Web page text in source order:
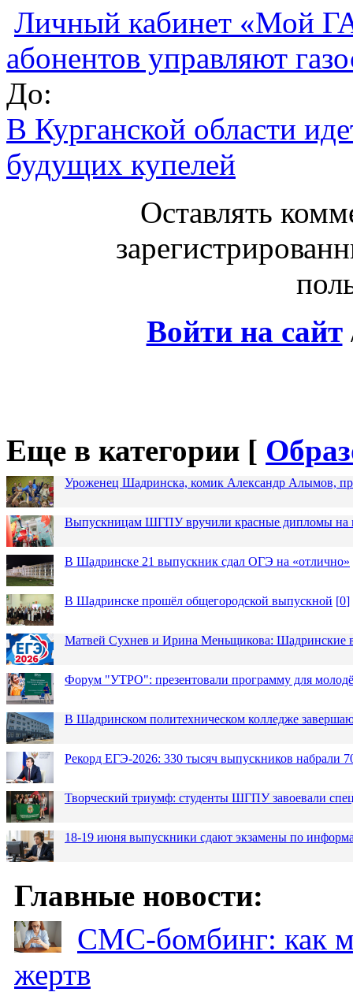
Личный кабинет «Мой
абонентов управляют
До:
В Курганской области
будущих купелей
Оставлять
Войти на сайт
Еще в категории [
Уроженец Шадринска, комик Александр Алымов,
Выпускницам ШГПУ вручили красные дипломы на
В Шадринске 21 выпускник сдал ОГЭ на «отлично»
В Шадринске прошёл общегородской выпускной [0]
Матвей Сухнев и Ирина Меньщикова: Шадринские
Форум "УТРО": презентовали программу для
В Шадринском политехническом колледже
Рекорд ЕГЭ-2026: 330 тысяч выпускников набрали
Творческий триумф: студенты ШГПУ завоевали
18-19 июня выпускники сдают экзамены по
Главные новости:
СМС-бомбинг: как
жертв